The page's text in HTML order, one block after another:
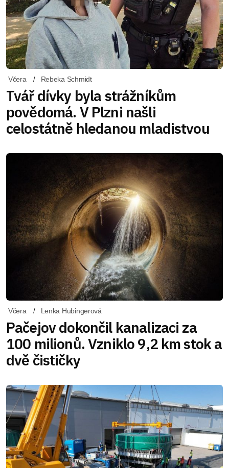
Včera Rebeka Schmidt
Tvář dívky byla strážníkům
povědomá. V Plzni našli
celostátně hledanou mladistvou
Včera Lenka Hubingerová
Pačejov dokončil kanalizaci za
100 milionů. Vzniklo 9,2 km stok a
dvě čističky